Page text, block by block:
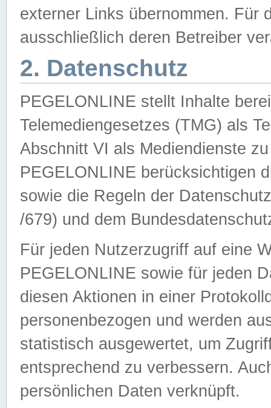
externer Links übernommen. Für
ausschließlich deren Betreiber
2. Datenschutz
PEGELONLINE stellt Inhalte
Telemediengesetzes (TMG) als
Abschnitt VI als Mediendienste
PEGELONLINE berücksichtigen
sowie die Regeln der
/679) und dem
Für jeden Nutzerzugriff auf eine
PEGELONLINE sowie für jeden
diesen Aktionen in einer
personenbezogen und werden
statistisch ausgewertet, um
entsprechend zu verbessern.
persönlichen Daten verknüpft.